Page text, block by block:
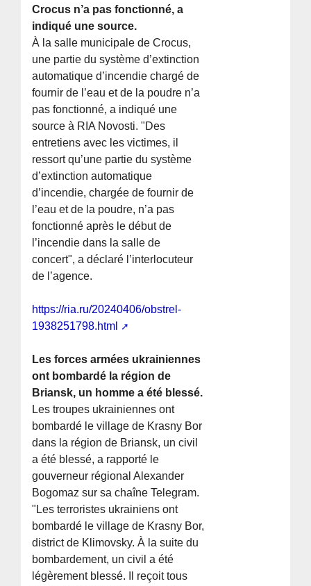
Crocus n’a pas fonctionné, a
indiqué une source.
À la salle municipale de Crocus,
une partie du système d’extinction
automatique d’incendie chargé de
fournir de l’eau et de la poudre n’a
pas fonctionné, a indiqué une
source à RIA Novosti. "Des
entretiens avec les victimes, il
ressort qu’une partie du système
d’extinction automatique
d’incendie, chargée de fournir de
l’eau et de la poudre, n’a pas
fonctionné après le début de
l’incendie dans la salle de
concert", a déclaré l’interlocuteur
de l’agence.
https://ria.ru/20240406/obstrel-
1938251798.html
Les forces armées ukrainiennes
ont bombardé la région de
Briansk, un homme a été blessé.
Les troupes ukrainiennes ont
bombardé le village de Krasny Bor
dans la région de Briansk, un civil
a été blessé, a rapporté le
gouverneur régional Alexander
Bogomaz sur sa chaîne Telegram.
"Les terroristes ukrainiens ont
bombardé le village de Krasny Bor,
district de Klimovsky. À la suite du
bombardement, un civil a été
légèrement blessé. Il reçoit tous